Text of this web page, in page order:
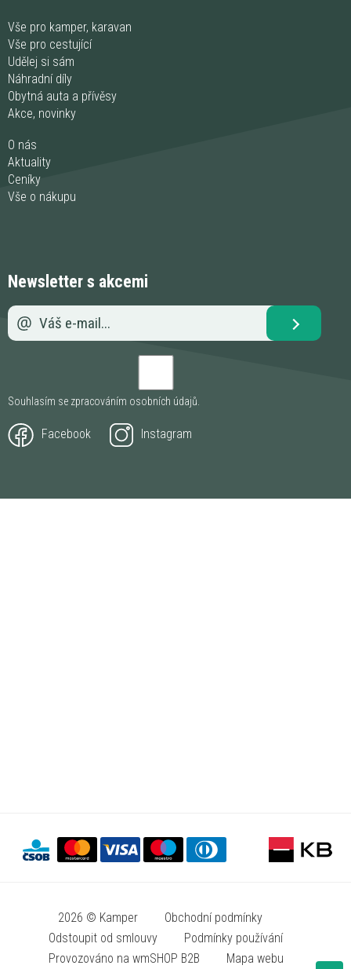
Vše pro kamper, karavan
Vše pro cestující
Udělej si sám
Náhradní díly
Obytná auta a přívěsy
Akce, novinky
O nás
Aktuality
Ceníky
Vše o nákupu
Newsletter s akcemi
Souhlasím se zpracováním osobních údajů.
Facebook Instagram
2026 © Kamper
Obchodní podmínky
Odstoupit od smlouvy
Podmínky používání
Provozováno na wmSHOP B2B
Mapa webu